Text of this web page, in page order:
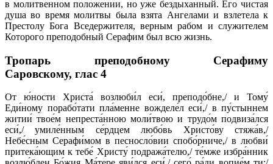
в мо­лит­вен­ном по­ло­же­нии, но уже без­ды­хан­ный. Его чи­стая
ду­ша во вре­мя мо­лит­вы бы­ла взя­та Ан­ге­ла­ми и взле­те­ла к
Пре­сто­лу Бо­га Все­дер­жи­те­ля, вер­ным ра­бом и слу­жи­те­лем
Ко­то­ро­го пре­по­доб­ный Се­ра­фим был всю жизнь.
Тропарь преподобному Серафиму
Саровскому, глас 4
От ю́ности Христа́ возлюби́л еси́, преподо́бне,/ и Тому́
Еди́ному порабо́тати пла́менне вожделе́л еси́,/ в пу́стыннем
житии́ твое́м непреста́нною моли́твою и трудо́м подвиза́лся
еси́,/ умиле́нным се́рдцем любо́вь Христо́ву стяжа́в,/
Небе́сным Серафи́мом в песносло́вии спобо́рниче,/ в любви́
притека́ющим к тебе́ Христу́ подража́телю,/ те́мже избра́нник